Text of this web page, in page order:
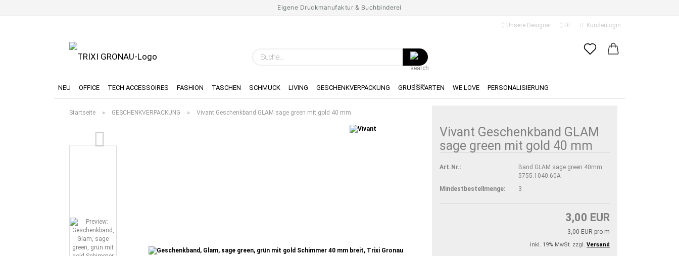
Eigene Druckmanufaktur & Buchbinderei
Unsere Designer DE
Lieferland
Kundenlogin
Passwort vergessen?
Suche...
NEU OFFICE TECH ACCESSOIRES FASHION TASCHEN SCHMUCK LIVING GESCHENKVERPACKUNG GRUSSKARTEN WE LOVE PERSONALISIERUNG
Startseite » GESCHENKVERPACKUNG » Vivant Geschenkband GLAM sage green mit gold 40 mm
Vivant Geschenkband GLAM
sage green mit gold 40 mm
Art.Nr.:
Band GLAM sage green 40mm
5755.1040.60A
Mindestbestellmenge:
3
3,00 EUR
3,00 EUR pro m
inkl. 19% MwSt. zzgl. Versand